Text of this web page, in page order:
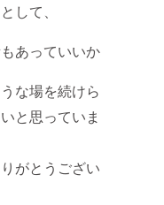
して、
あっていいか
な場を続けら
と思っていま
がとうござい